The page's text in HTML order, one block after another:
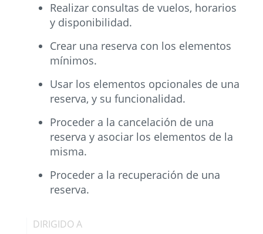
Realizar consultas de vuelos, horarios
y disponibilidad.
Crear una reserva con los elementos
mínimos.
Usar los elementos opcionales de una
reserva, y su funcionalidad.
Proceder a la cancelación de una
reserva y asociar los elementos de la
misma.
Proceder a la recuperación de una
reserva.
DIRIGIDO A